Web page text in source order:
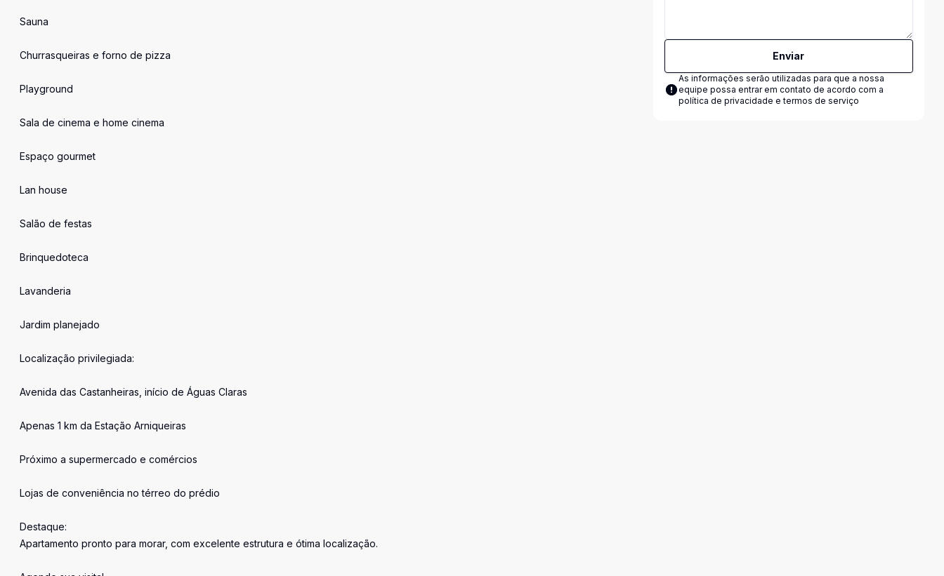
Sauna
Churrasqueiras e forno de pizza
Playground
Sala de cinema e home cinema
Espaço gourmet
Lan house
Salão de festas
Brinquedoteca
Lavanderia
Jardim planejado
Localização privilegiada:
Avenida das Castanheiras, início de Águas Claras
Apenas 1 km da Estação Arniqueiras
Próximo a supermercado e comércios
Lojas de conveniência no térreo do prédio
Destaque:
Apartamento pronto para morar, com excelente estrutura e ótima localização.
Enviar
As informações serão utilizadas para que a nossa
equipe possa entrar em contato de acordo com a
política de privacidade e termos de serviço